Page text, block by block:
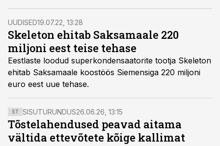
esisaja hulka jõudnud seitsmel järjestikusel aastal. Seni
oli kuulsuste hallis üksteist liiget.
UUDISED19.07.22, 13:28
Skeleton ehitab Saksamaale 220
miljoni eest teise tehase
Eestlaste loodud superkondensaatorite tootja Skeleton
ehitab Saksamaale koostöös Siemensiga 220 miljoni
euro eest uue tehase.
ST SISUTURUNDUS26.06.26, 13:15
Tõstelahendused peavad aitama
vältida ettevõtete kõige kallimat